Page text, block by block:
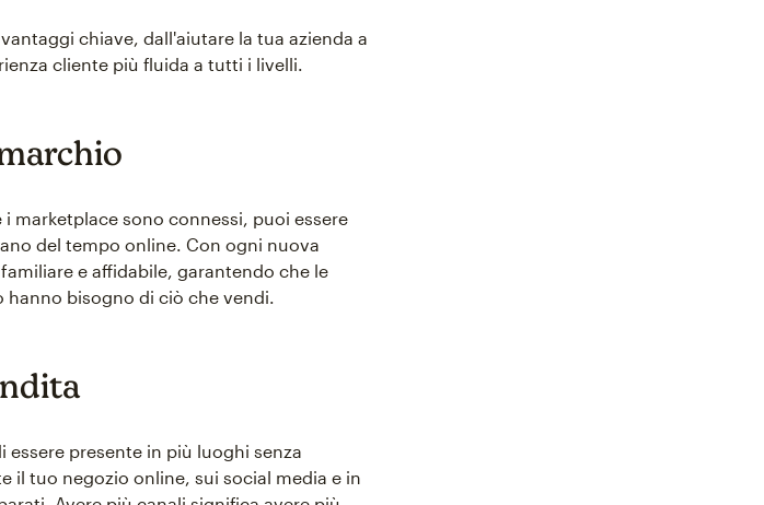
chiave, dall'aiutare la tua azienda a
cliente più fluida a tutti i livelli.
marketplace sono connessi, puoi essere
del tempo online. Con ogni nuova
e affidabile, garantendo che le
hanno bisogno di ciò che vendi.
presente in più luoghi senza
il tuo negozio online, sui social media e in